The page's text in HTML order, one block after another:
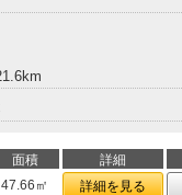
面積 詳細
47.66㎡ 詳細を見る